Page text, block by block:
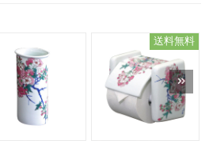
送料無料